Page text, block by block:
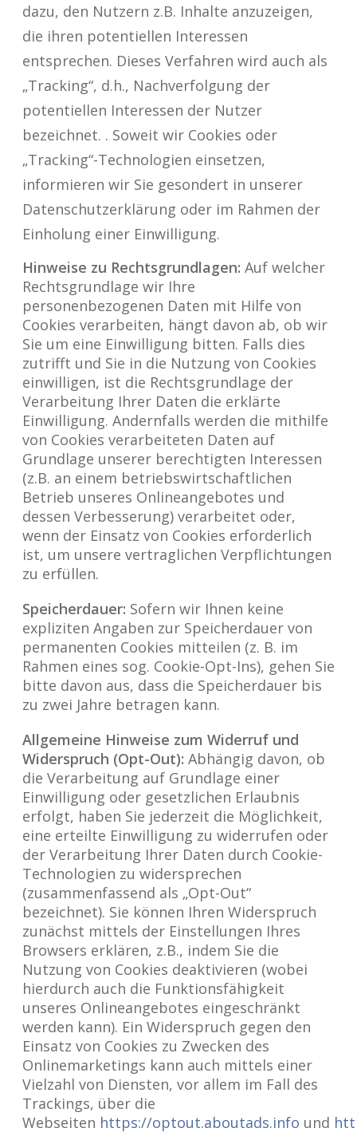
dazu, den Nutzern z.B. Inhalte anzuzeigen,
die ihren potentiellen Interessen
entsprechen. Dieses Verfahren wird auch als
„Tracking“, d.h., Nachverfolgung der
potentiellen Interessen der Nutzer
bezeichnet. . Soweit wir Cookies oder
„Tracking“-Technologien einsetzen,
informieren wir Sie gesondert in unserer
Datenschutzerklärung oder im Rahmen der
Einholung einer Einwilligung.
Hinweise zu Rechtsgrundlagen: Auf welcher
Rechtsgrundlage wir Ihre
personenbezogenen Daten mit Hilfe von
Cookies verarbeiten, hängt davon ab, ob wir
Sie um eine Einwilligung bitten. Falls dies
zutrifft und Sie in die Nutzung von Cookies
einwilligen, ist die Rechtsgrundlage der
Verarbeitung Ihrer Daten die erklärte
Einwilligung. Andernfalls werden die mithilfe
von Cookies verarbeiteten Daten auf
Grundlage unserer berechtigten Interessen
(z.B. an einem betriebswirtschaftlichen
Betrieb unseres Onlineangebotes und
dessen Verbesserung) verarbeitet oder,
wenn der Einsatz von Cookies erforderlich
ist, um unsere vertraglichen Verpflichtungen
zu erfüllen.
Speicherdauer: Sofern wir Ihnen keine
expliziten Angaben zur Speicherdauer von
permanenten Cookies mitteilen (z. B. im
Rahmen eines sog. Cookie-Opt-Ins), gehen Sie
bitte davon aus, dass die Speicherdauer bis
zu zwei Jahre betragen kann.
Allgemeine Hinweise zum Widerruf und
Widerspruch (Opt-Out): Abhängig davon, ob
die Verarbeitung auf Grundlage einer
Einwilligung oder gesetzlichen Erlaubnis
erfolgt, haben Sie jederzeit die Möglichkeit,
eine erteilte Einwilligung zu widerrufen oder
der Verarbeitung Ihrer Daten durch Cookie-
Technologien zu widersprechen
(zusammenfassend als „Opt-Out“
bezeichnet). Sie können Ihren Widerspruch
zunächst mittels der Einstellungen Ihres
Browsers erklären, z.B., indem Sie die
Nutzung von Cookies deaktivieren (wobei
hierdurch auch die Funktionsfähigkeit
unseres Onlineangebotes eingeschränkt
werden kann). Ein Widerspruch gegen den
Einsatz von Cookies zu Zwecken des
Onlinemarketings kann auch mittels einer
Vielzahl von Diensten, vor allem im Fall des
Trackings, über die
Webseiten https://optout.aboutads.info und